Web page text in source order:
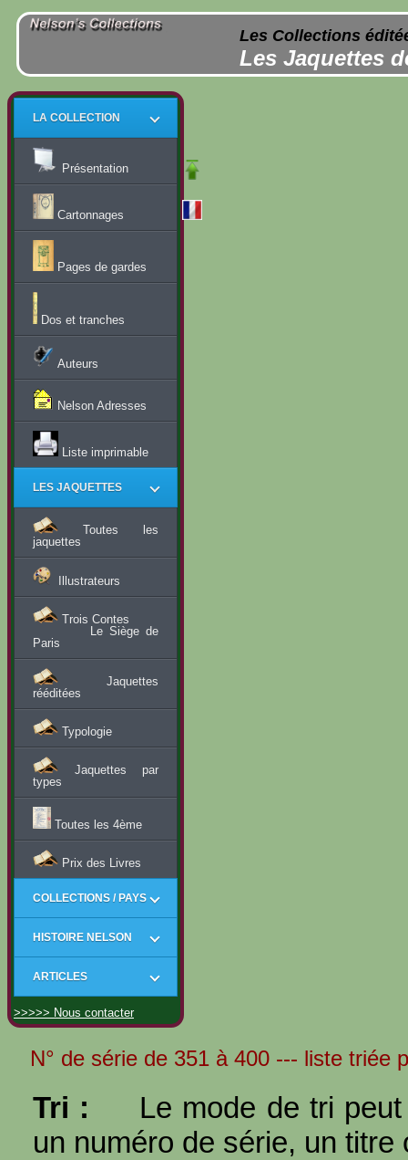
Les Collections
Les Jaquettes
LA COLLECTION
Présentation
Cartonnages
Pages de gardes
Dos et tranches
Auteurs
Nelson Adresses
Liste imprimable
LES JAQUETTES
Toutes les
jaquettes
Illustrateurs
Trois Contes
Le Siège de
Paris
Jaquettes
rééditées
Typologie
Jaquettes par
types
Toutes les 4ème
Prix des Livres
COLLECTIONS / PAYS
HISTOIRE NELSON
ARTICLES
>>>>> Nous contacter
N° de série de 351 à 400 --- liste triée
Tri :
Le mode de tri
un numéro de série, un titre